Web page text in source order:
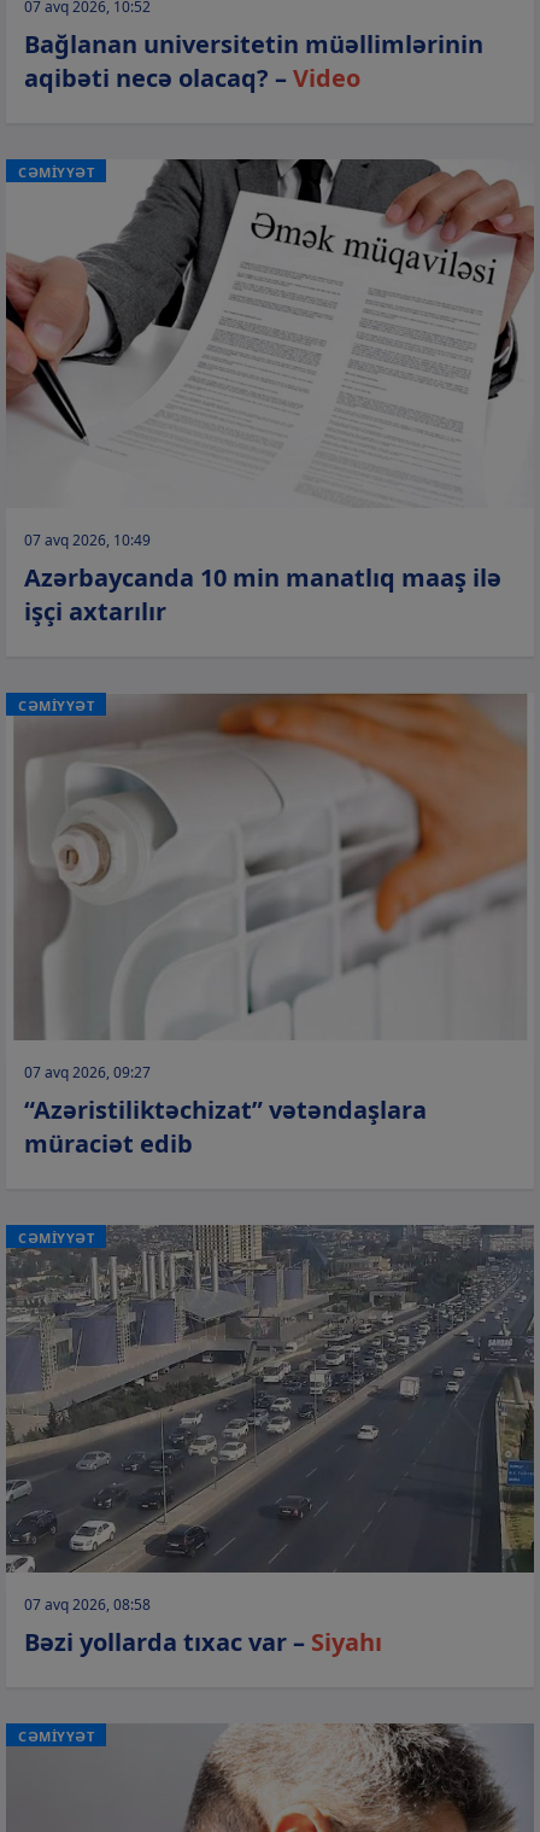
07 avq 2026, 10:52
Bağlanan universitetin müəllimlərinin
aqibəti necə olacaq? –Video
CƏMİYYƏT
07 avq 2026, 10:49
Azərbaycanda 10 min manatlıq maaş ilə
işçi axtarılır
CƏMİYYƏT
07 avq 2026, 09:27
“Azəristiliktəchizat” vətəndaşlara
müraciət edib
CƏMİYYƏT
07 avq 2026, 08:58
Bəzi yollarda tıxac var – Siyahı
CƏMİYYƏT